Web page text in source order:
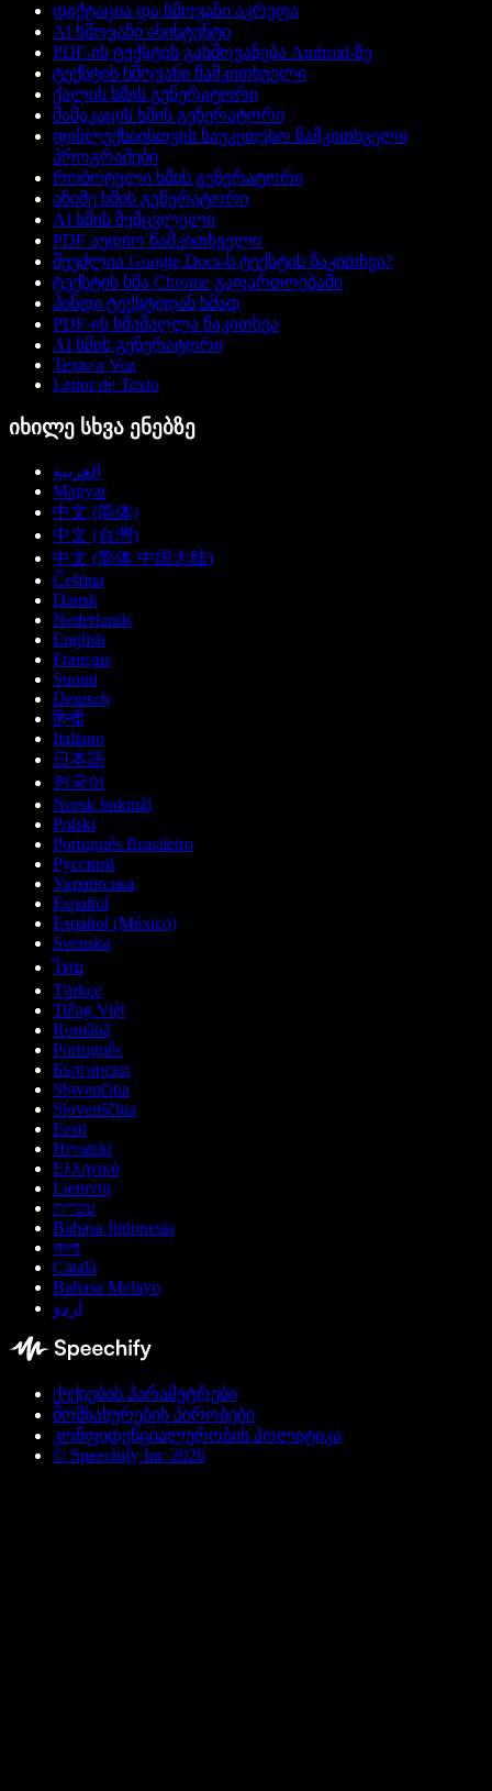
დიქტაცია და ხმოვანი აკრეფა
AI ხმოვანი ასისტენტი
PDF-ის ტექსტის გახმოვანება Android-ზე
ტექსტის ხმოვანი წამკითხველი
ქალის ხმის გენერატორი
მამაკაცის ხმის გენერატორი
დისლექსიისთვის საუკეთესო წამკითხველი
პროგრამები
რობოტული ხმის გენერატორი
ანიმე ხმის გენერატორი
AI ხმის შემცვლელი
PDF აუდიო წამკითხველი
შეუძლია Google Docs-ს ტექსტის წაკითხვა?
ტექსტის ხმა Chrome გაფართოებაში
ჰინდი ტექსტიდან ხმად
PDF-ის ხმამაღლა წაკითხვა
AI ხმის გენერატორი
Texto a Voz
Leitor de Texto
იხილე სხვა ენებზე
العربية
Magyar
中文 (简体)
中文 (台灣)
中文 (简体 中国大陆)
Čeština
Dansk
Nederlands
English
Français
Suomi
Deutsch
हिन्दी
Italiano
日本語
한국어
Norsk bokmål
Polski
Português Brasileiro
Русский
Українська
Español
Español (México)
Svenska
ไทย
Türkçe
Tiếng Việt
Română
Português
Български
Slovenčina
Slovenščina
Eesti
Hrvatski
Ελληνικά
Lietuvių
עברית
Bahasa Indonesia
বাংলা
Català
Bahasa Melayu
اردو
ქუქიების პარამეტრები
მომსახურების პირობები
კონფიდენციალურობის პოლიტიკა
© Speechify Inc 2026